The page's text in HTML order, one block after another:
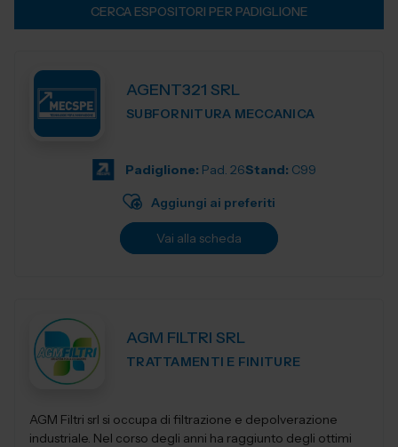
CERCA ESPOSITORI PER PADIGLIONE
AGENT321 SRL
SUBFORNITURA MECCANICA
Padiglione: Pad. 26Stand: C99
Aggiungi ai preferiti
Vai alla scheda
AGM FILTRI SRL
TRATTAMENTI E FINITURE
AGM Filtri srl si occupa di filtrazione e depolverazione
industriale. Nel corso degli anni ha raggiunto degli ottimi